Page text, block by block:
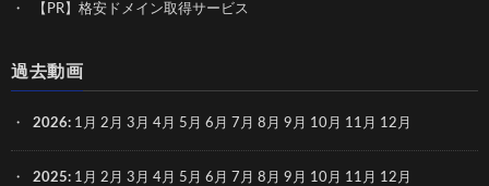
【PR】格安ドメイン取得サービス
過去動画
2026: 1月 2月 3月 4月 5月 6月 7月 8月 9月 10月 11月 12月
2025: 1月 2月 3月 4月 5月 6月 7月 8月 9月 10月 11月 12月